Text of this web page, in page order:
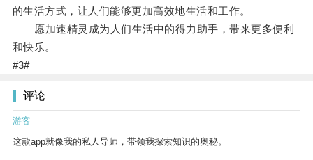
的生活方式，让人们能够更加高效地生活和工作。
愿加速精灵成为人们生活中的得力助手，带来更多便利
和快乐。
#3#
评论
游客
这款app就像我的私人导师，带领我探索知识的奥秘。